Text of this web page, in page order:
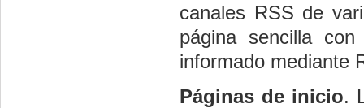
canales RSS de
página sencilla
informado mediante
Páginas de inicio.